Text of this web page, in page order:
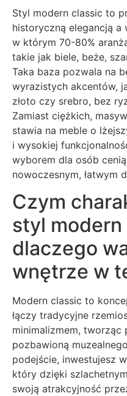
Styl modern classic to
historyczną elegancją a
w którym 70-80%
takie jak biele, beże,
Taka baza pozwala na
wyrazistych akcentów,
złoto czy srebro, bez
Zamiast ciężkich,
stawia na meble o
i wysokiej
wyborem dla osób
nowoczesnym, łatwym
Czym
styl modern
dlaczego
wnętrze w
Modern classic to
łączy tradycyjne
minimalizmem, tworząc
pozbawioną
podejście, inwestujesz
który dzięki
swoją atrakcyjność